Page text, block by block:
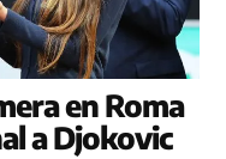
en Roma
a Djokovic